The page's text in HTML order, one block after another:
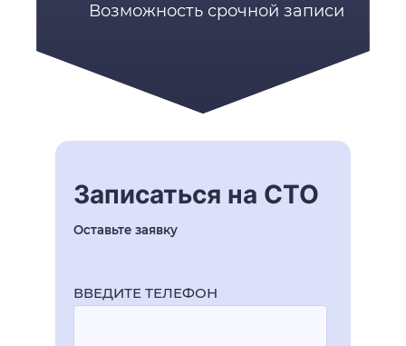
Возможность срочной записи
Записаться на СТО
Оставьте заявку
ВВЕДИТЕ ТЕЛЕФОН